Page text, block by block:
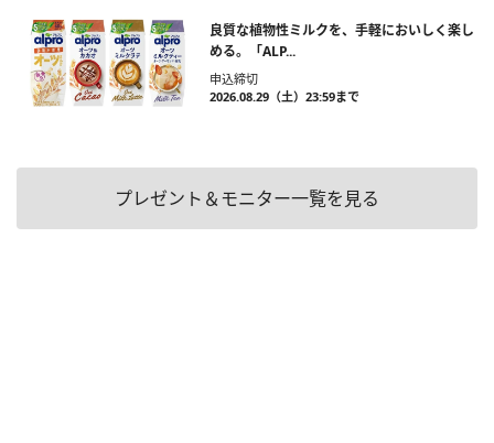
良質な植物性ミルクを、手軽においしく楽し
める。「ALP...
申込締切
2026.08.29（土）23:59まで
プレゼント＆モニター一覧を見る